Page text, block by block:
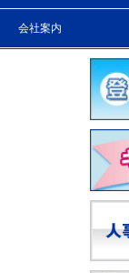
会社案内